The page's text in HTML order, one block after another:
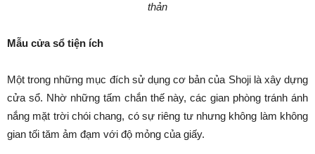
thản
Mẫu cửa sổ tiện ích
Một trong những mục đích sử dụng cơ bản của Shoji là xây dựng
cửa sổ. Nhờ những tấm chắn thế này, các gian phòng tránh ánh
nắng mặt trời chói chang, có sự riêng tư nhưng không làm không
gian tối tăm ảm đạm với độ mỏng của giấy.